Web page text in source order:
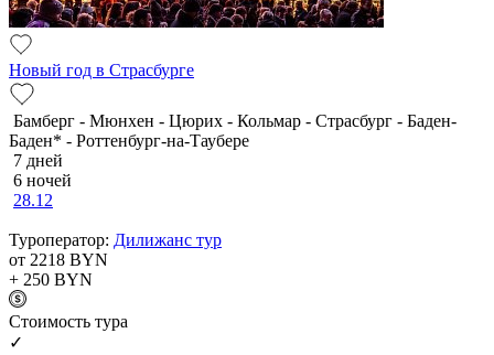
Новый год в Страсбурге
Бамберг - Мюнхен - Цюрих - Кольмар - Страсбург - Баден-
Баден* - Роттенбург-на-Таубере
7 дней
6 ночей
28.12
Туроператор: Дилижанс тур
от 2218 BYN
+ 250 BYN
Cтоимость тура
✓